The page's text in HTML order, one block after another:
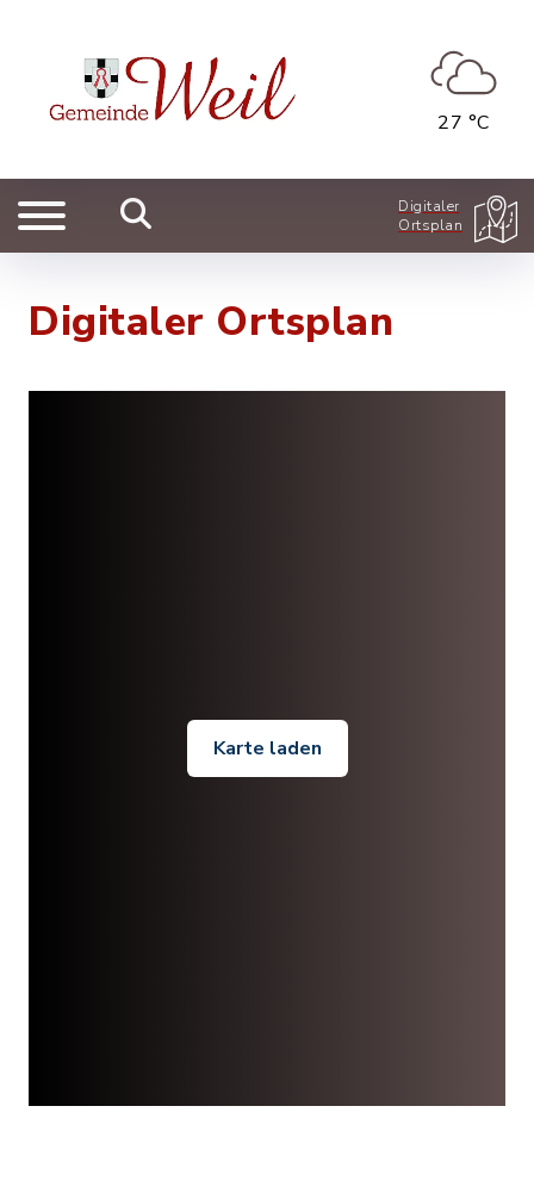
27 °C
Digitaler
Ortsplan
Digitaler Ortsplan
Karte laden